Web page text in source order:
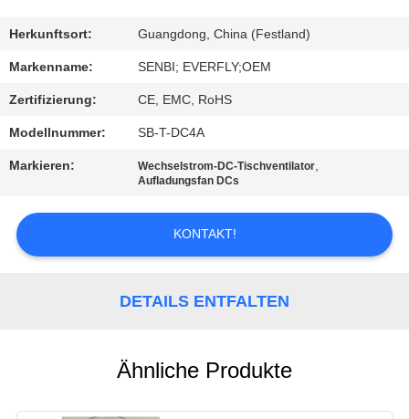
TRETEN
SIE
MIT
UNS
IN
VERBINDUNG
FORDERN
Herkunftsort: Guangdong, China (Festland)
Markenname: SENBI; EVERFLY;OEM
Zertifizierung: CE, EMC, RoHS
Modellnummer: SB-T-DC4A
Markieren: Wechselstrom-DC-Tischventilator,
Aufladungsfan DCs
KONTAKT!
DETAILS ENTFALTEN
Ähnliche Produkte